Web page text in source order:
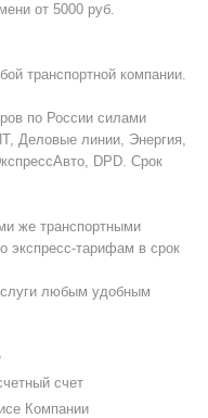
от 5000 руб.
транспортной компании.
по России силами
Деловые линии, Энергия,
DPD. Срок
же транспортными
экспресс-тарифам в срок
любым удобным
счет
Компании